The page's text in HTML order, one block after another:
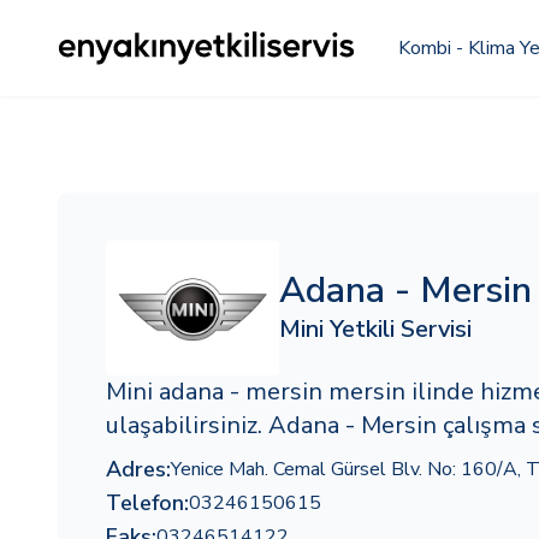
Kombi - Klima
Adana - Mersin
Mini Yetkili Servisi
Mini adana - mersin mersin ilinde
ulaşabilirsiniz. Adana - Mersin
Adres:Yenice Mah. Cemal Gürsel Blv. No: 160/A,
Telefon:03246150615